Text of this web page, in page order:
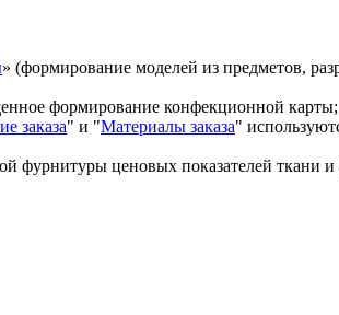
» (формирование моделей из предметов,
формирование конфекционной карты;
заказа" и "Материалы заказа"
фурнитуры ценовых показателей ткани